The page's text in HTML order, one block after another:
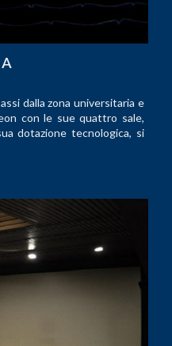
dalla zona universitaria e
con le sue quattro sale,
dotazione tecnologica, si